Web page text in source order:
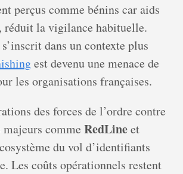
perçus comme bénins car aids
réduit la vigilance habituelle.
dans un contexte plus
est devenu une menace de
les organisations françaises.
des forces de l’ordre contre
comme RedLineet
du vol d’identifiants
Les coûts opérationnels restent